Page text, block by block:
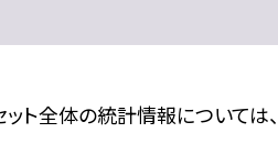
ト全体の統計情報については、